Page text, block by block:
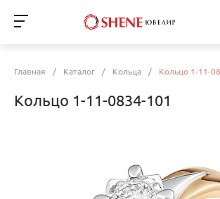
Главная / Каталог / Кольца / Кольцо 1-11-
Кольцо 1-11-0834-101